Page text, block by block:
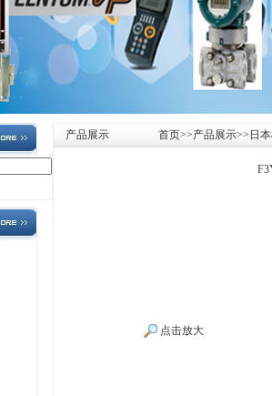
产品展示 首页>>产品展示>> 日
点击放大